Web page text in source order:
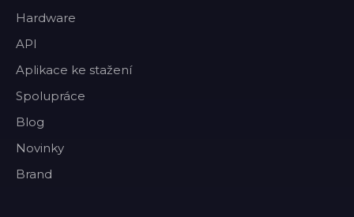
Hardware
API
Aplikace ke stažení
Spolupráce
Blog
Novinky
Brand